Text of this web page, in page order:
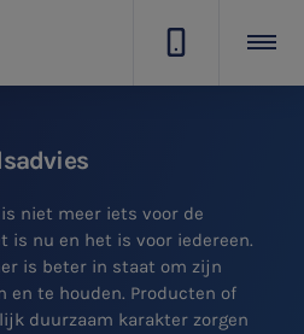
niet meer iets voor de
is nu en het is voor iedereen.
is beter in staat om zijn
en te houden. Producten of
duurzaam karakter zorgen